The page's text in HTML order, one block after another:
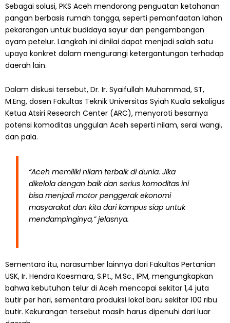
Sebagai solusi, PKS Aceh mendorong penguatan ketahanan
pangan berbasis rumah tangga, seperti pemanfaatan lahan
pekarangan untuk budidaya sayur dan pengembangan
ayam petelur. Langkah ini dinilai dapat menjadi salah satu
upaya konkret dalam mengurangi ketergantungan terhadap
daerah lain.
Dalam diskusi tersebut, Dr. Ir. Syaifullah Muhammad, ST,
M.Eng, dosen Fakultas Teknik Universitas Syiah Kuala sekaligus
Ketua Atsiri Research Center (ARC), menyoroti besarnya
potensi komoditas unggulan Aceh seperti nilam, serai wangi,
dan pala.
“Aceh memiliki nilam terbaik di dunia. Jika
dikelola dengan baik dan serius komoditas ini
bisa menjadi motor penggerak ekonomi
masyarakat dan kita dari kampus siap untuk
mendampinginya,” jelasnya.
Sementara itu, narasumber lainnya dari Fakultas Pertanian
USK, Ir. Hendra Koesmara, S.Pt., M.Sc., IPM, mengungkapkan
bahwa kebutuhan telur di Aceh mencapai sekitar 1,4 juta
butir per hari, sementara produksi lokal baru sekitar 100 ribu
butir. Kekurangan tersebut masih harus dipenuhi dari luar